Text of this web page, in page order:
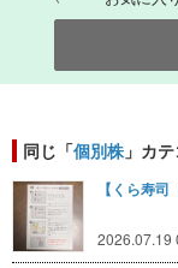
同じ「個別株 」カ
【くら寿
2026.07.19